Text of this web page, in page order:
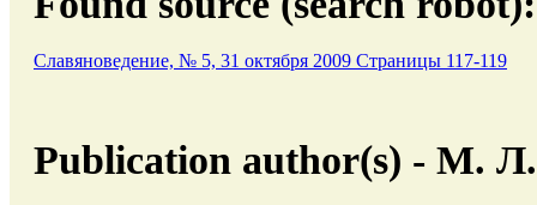
Славяноведение, № 5, 31 октября 2009 Страницы 117-119
Publication author(s) - М.